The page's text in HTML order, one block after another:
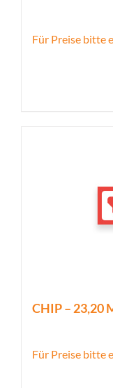
Für Preise bitte
CHIP – 23,20
Für Preise bitte